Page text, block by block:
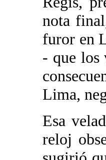
nota
furor en
- que los
Lima,
Esa
reloj